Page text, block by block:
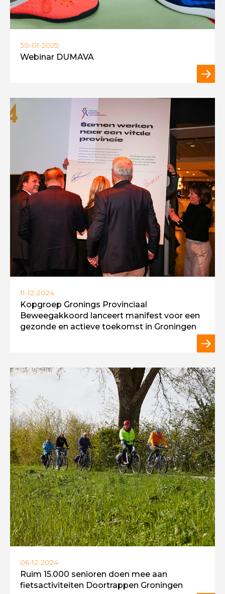
30-01-2025
Webinar DUMAVA
11-12-2024
Kopgroep Gronings Provinciaal
Beweegakkoord lanceert manifest voor een
gezonde en actieve toekomst in Groningen
06-12-2024
Ruim 15.000 senioren doen mee aan
fietsactiviteiten Doortrappen Groningen